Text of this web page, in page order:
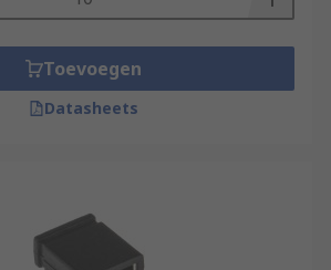
Toevoegen
Datasheets